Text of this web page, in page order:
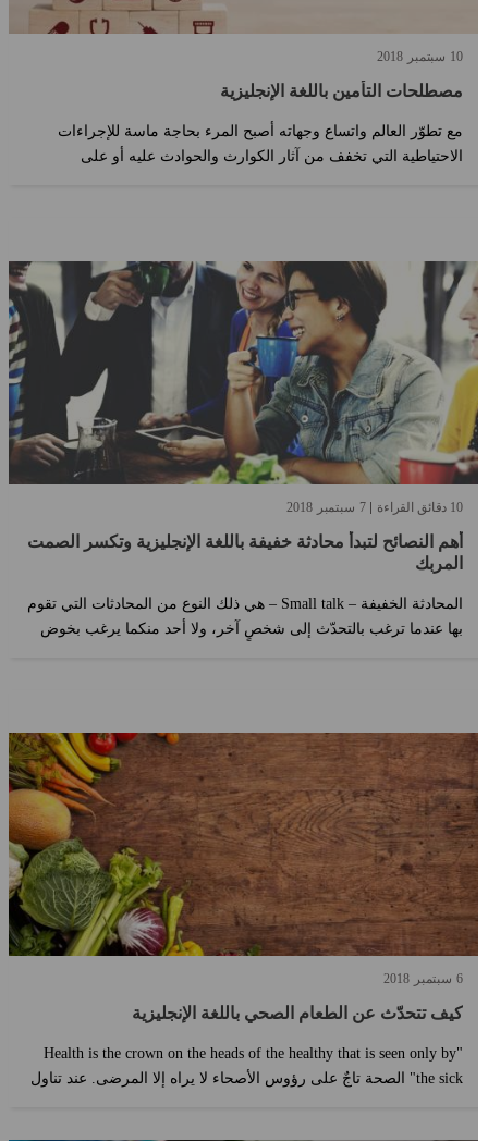
10 سبتمبر 2018
مصطلحات التأمين باللغة الإنجليزية
مع تطوّر العالم واتساع وجهاته أصبح المرء بحاجة ماسة للإجراءات
الاحتياطية التي تخفف من آثار الكوارث والحوادث عليه أو على
10 دقائق القراءة 7 سبتمبر 2018
أهم النصائح لتبدأ محادثة خفيفة باللغة الإنجليزية وتكسر الصمت
المربك
المحادثة الخفيفة – Small talk – هي ذلك النوع من المحادثات التي تقوم
بها عندما ترغب بالتحدّث إلى شخصٍ آخر، ولا أحد منكما يرغب بخوض
سبتمبر 2018
كيف تتحدّث عن الطعام الصحي باللغة الإنجليزية
"Health is the crown on the heads of the healthy that is seen only by
the sick" الصحة تاجٌ على رؤوس الأصحاء لا يراه إلا المرضى. عند تناول